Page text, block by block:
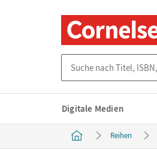
Digitale Medien
Reihen